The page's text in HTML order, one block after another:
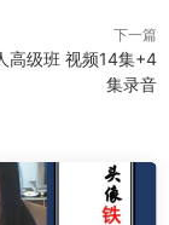
下一篇
高级班 视频14集+4
集录音